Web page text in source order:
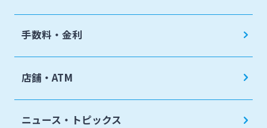
手数料・金利
店舗・ATM
ニュース・トピックス